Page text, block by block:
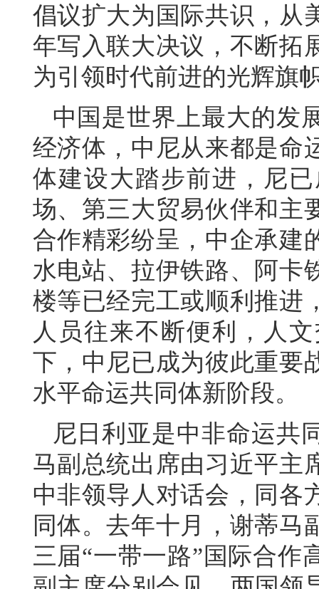
倡议扩大为国际共识，从
年写入联大决议，不断拓
为引领时代前进的光辉旗
中国是世界上最大的发
经济体，中尼从来都是命
体建设大踏步前进，尼
场、第三大贸易伙伴和主
合作精彩纷呈，中企承建
水电站、拉伊铁路、阿卡
楼等已经完工或顺利推进
人员往来不断便利，人
下，中尼已成为彼此重要
水平命运共同体新阶段。
尼日利亚是中非命运共
马副总统出席由习近平主
中非领导人对话会，同各
同体。去年十月，谢蒂马
三届“一带一路”国际合作